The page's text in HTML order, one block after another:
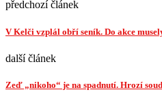
předchozí článek
V Kelči vzplál obří seník. Do akce
další článek
Zeď „nikoho“ je na spadnutí. Hrozí soud